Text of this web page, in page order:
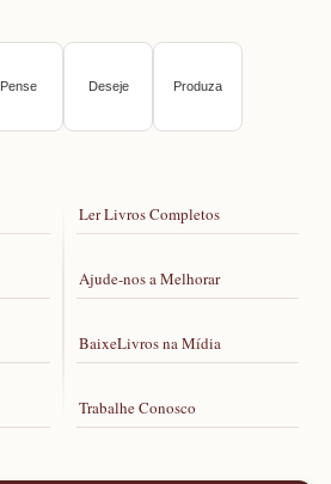
Pense Deseje Produza
Ler Livros Completos
Ajude-nos a Melhorar
BaixeLivros na Mídia
Trabalhe Conosco